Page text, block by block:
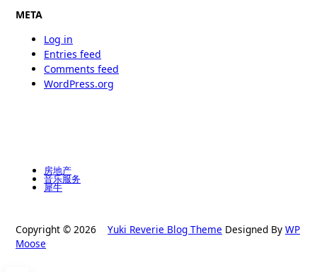
META
Log in
Entries feed
Comments feed
WordPress.org
房地产
音乐服务
犀牛
Copyright © 2026 Yuki Reverie Blog Theme Designed By WP
Moose